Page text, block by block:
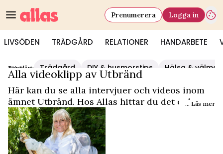
LIVSÖDEN TRÄDGÅRD RELATIONER HANDARBETE
Prenumerera Logga in
Populärt: Trädgård DIY & husmorstips Hälsa &
Video Start/Utbränd
Alla videoklipp av Utbränd
Här kan du se alla intervjuer och videos inom
ämnet Utbränd. Hos Allas hittar du det och
mycket mer.
... Läs mer